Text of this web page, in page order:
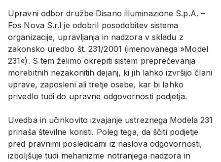
Upravni odbor družbe Disano illuminazione S.p.A. –
Fos Nova S.r.l je odobril posodobitev sistema
organizacije, upravljanja in nadzora v skladu z
zakonsko uredbo št. 231/2001 (imenovanega »Model
231«). S tem želimo okrepiti sistem preprečevanja
morebitnih nezakonitih dejanj, ki jih lahko izvršijo člani
uprave, zaposleni ali tretje osebe, kar bi lahko
privedlo tudi do upravne odgovornosti podjetja.
Uvedba in učinkovito izvajanje ustreznega Modela 231
prinaša številne koristi. Poleg tega, da ščiti podjetje
pred pravnimi posledicami iz naslova odgovornosti,
izboljšuje tudi mehanizme notranjega nadzora in